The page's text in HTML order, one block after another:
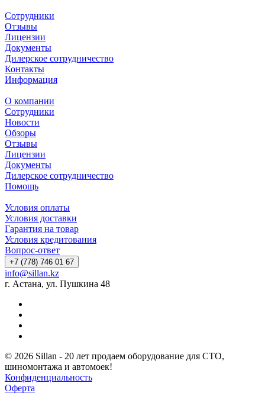
Сотрудники
Отзывы
Лицензии
Документы
Дилерское сотрудничество
Контакты
Информация
О компании
Сотрудники
Новости
Обзоры
Отзывы
Лицензии
Документы
Дилерское сотрудничество
Помощь
Условия оплаты
Условия доставки
Гарантия на товар
Условия кредитования
Вопрос-ответ
+7 (778) 746 01 67
info@sillan.kz
г. Астана, ул. Пушкина 48
© 2026 Sillan - 20 лет продаем оборудование для СТО,
шиномонтажа и автомоек!
Конфиденциальность
Оферта